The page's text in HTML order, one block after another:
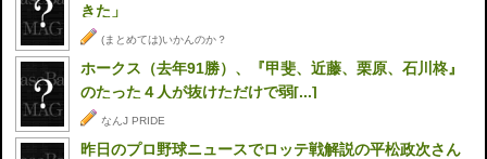
きた」
(まとめては)いかんのか？
ホークス（去年91勝）、『甲斐、近藤、栗原、石川柊』
のたった４人が抜けただけで弱[...]
なんJ PRIDE
昨日のプロ野球ニュースでロッテ戦解説の平松政次さん